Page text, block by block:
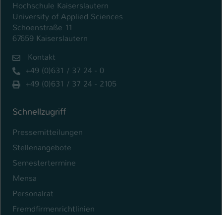
Hochschule Kaiserslautern
University of Applied Sciences
Schoenstraße 11
67659 Kaiserslautern
Kontakt
+49 (0)631 / 37 24 - 0
+49 (0)631 / 37 24 - 2105
Schnellzugriff
Pressemitteilungen
Stellenangebote
Semestertermine
Mensa
Personalrat
Fremdfirmenrichtlinien